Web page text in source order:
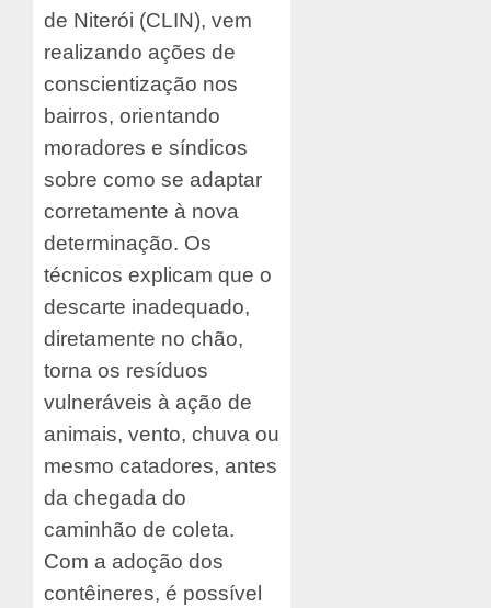
de Niterói (CLIN), vem
realizando ações de
conscientização nos
bairros, orientando
moradores e síndicos
sobre como se adaptar
corretamente à nova
determinação. Os
técnicos explicam que o
descarte inadequado,
diretamente no chão,
torna os resíduos
vulneráveis à ação de
animais, vento, chuva ou
mesmo catadores, antes
da chegada do
caminhão de coleta.
Com a adoção dos
contêineres, é possível